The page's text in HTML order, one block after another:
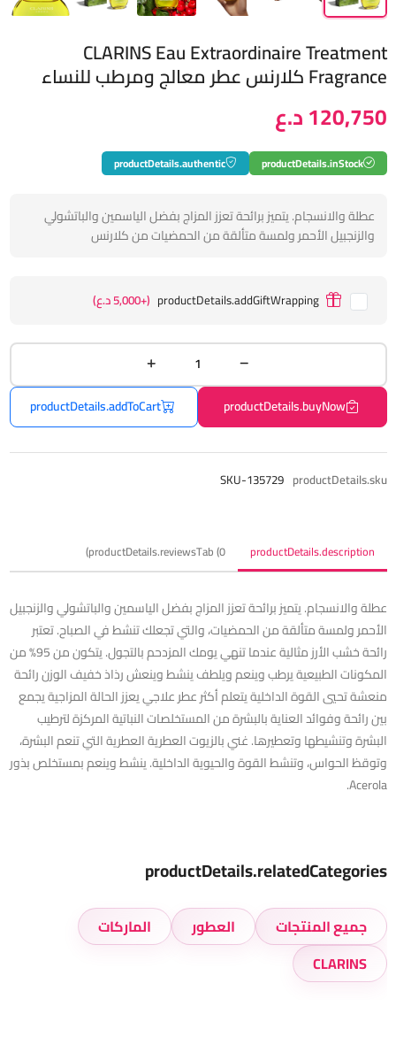
CLARINS Eau Extraordinaire Treatment
Fragrance كلارنس عطر معالج ومرطب للنساء
120,750 د.ع
productDetails.inStock
productDetails.authentic
عطلة والانسجام. يتميز برائحة تعزز المزاج بفضل الياسمين والباتشولي
والزنجبيل الأحمر ولمسة متألقة من الحمضيات من كلارنس
productDetails.addGiftWrapping (+5,000 د.ع)
productDetails.buyNow
productDetails.addToCart
productDetails.sku
SKU-135729
productDetails.description
productDetails.reviewsTab (0)
عطلة والانسجام. يتميز برائحة تعزز المزاج بفضل الياسمين والباتشولي والزنجبيل
الأحمر ولمسة متألقة من الحمضيات، والتي تجعلك تنشط في الصباح. تعتبر
رائحة خشب الأرز مثالية عندما تنهي يومك المزدحم بالتجول. يتكون من 95% من
المكونات الطبيعية يرطب وينعم ويلطف ينشط وينعش رذاذ خفيف الوزن رائحة
منعشة تحيي القوة الداخلية يتعلم أكثر عطر علاجي يعزز الحالة المزاجية يجمع
بين رائحة وفوائد العناية بالبشرة من المستخلصات النباتية المركزة لترطيب
البشرة وتنشيطها وتعطيرها. غني بالزيوت العطرية العطرية التي تنعم البشرة،
وتوقظ الحواس، وتنشط القوة والحيوية الداخلية. ينشط وينعم بمستخلص بذور
Acerola.
productDetails.relatedCategories
جميع المنتجات العطور
الماركات
CLARINS